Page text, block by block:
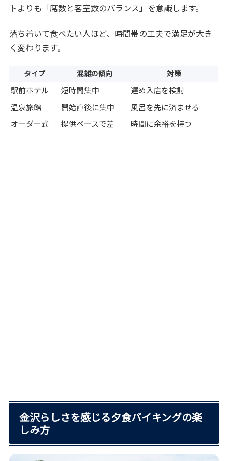
トよりも「席数と客室数のバランス」を意識します。
落ち着いて食べたい人ほど、時間帯の工夫で満足が大き
く変わります。
タイプ 混雑の傾向 対策
駅前ホテル 短時間集中
遅め入店を検討
温泉旅館
開始直後に集中
風呂を先に済ませる
オーダー式
提供ペースで差 時間に余裕を持つ
金沢らしさを感じる夕食バイキングの楽
しみ方